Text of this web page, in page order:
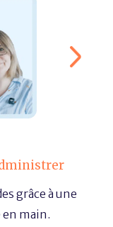
grâce à une
en main.